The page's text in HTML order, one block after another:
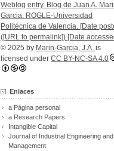
Weblog entry. Blog de Juan A.
Garcia. ROGLE-Universidad
Politécnica de Valencia. [Date
([URL to permalink]) [Date
© 2025 by Marin-Garcia, J.A. is
licensed under CC BY-NC-SA 4.0
Enlaces
a Página personal
a Research Papers
Intangible Capital
Journal of Industrial Engineering and
Management